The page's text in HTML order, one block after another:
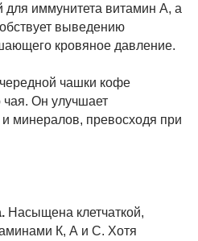
для иммунитета витамин А, а
выведению
кровяное давление.
чашки кофе
чая. Он улучшает
минералов, превосходя при
Насыщена клетчаткой,
К, А и С. Хотя